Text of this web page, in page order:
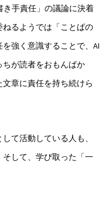
き手責任」の議論に決着
るようでは「ことばの
強く意識することで、AI
が読者をおもんばか
章に責任を持ち続けら
て活動している人も、
して、学び取った「一